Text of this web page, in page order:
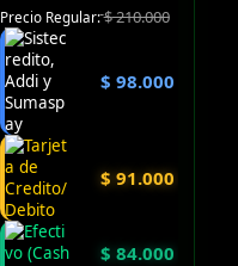
Precio Regular:$210.000
$ 98.000
$ 91.000
$ 84.000